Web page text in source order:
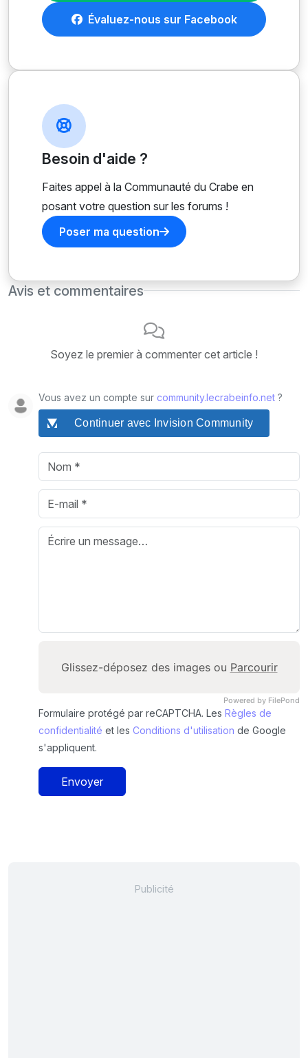
Évaluez-nous sur Facebook
Besoin d'aide ?
Faites appel à la Communauté du Crabe en
posant votre question sur les forums !
Poser ma question
Avis et commentaires
Soyez le premier à commenter cet article !
Vous avez un compte sur community.lecrabeinfo.net ?
Continuer avec Invision Community
Powered by FilePond
Glissez-déposez des images ou Parcourir
Formulaire protégé par reCAPTCHA. Les Règles de
confidentialité et les Conditions d'utilisation de Google
s'appliquent.
Envoyer